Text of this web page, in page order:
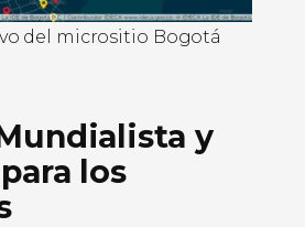
del micrositio Bogotá
y
los